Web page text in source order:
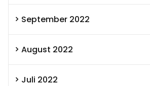
September 2022
August 2022
Juli 2022